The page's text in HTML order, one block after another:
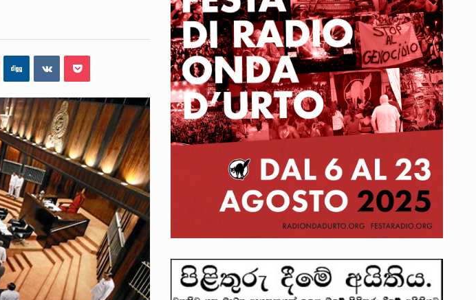
රැඳවියන් ගණන ඉහළ ගොස් තිබේ. ඒ…
"කතා කරන මහ වැව" නම් නකතාවක්…
යෑමේ වයස සම්බන්ධයෙන් නිහඬව සිටින ලෙස තමාට දැනුම් දුන්…
ලේකම් හේමසිරි ප්‍රනාන්දු විශේෂ ත්‍රිපුද්ගල මහාධිකරණය විසින්…
තනතුරු නාම වලින්…
ලද ආස්වාදනීය මොහොතක සිංහාවලෝකනයකි .කෙටි කවියක දිගු බර…
කාලයක පටන් තිබුණු ප්‍රධාන සටන් පාඨයක් වූවේ…